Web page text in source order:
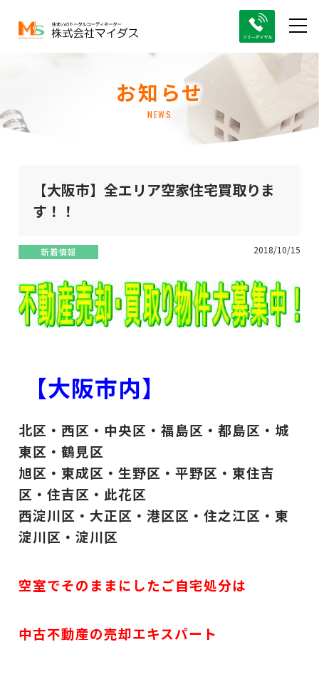
お知らせ
NEWS
【大阪市】全エリア空家住宅買取りま
す！！
新着情報 2018/10/15
【大阪市内】
北区・西区・中央区・福島区・都島区・城
東区・鶴見区
旭区・東成区・生野区・平野区・東住吉
区・住吉区・此花区
西淀川区・大正区・港区区・住之江区・東
淀川区・淀川区
空室でそのままにしたご自宅処分は
中古不動産の売却エキスパート